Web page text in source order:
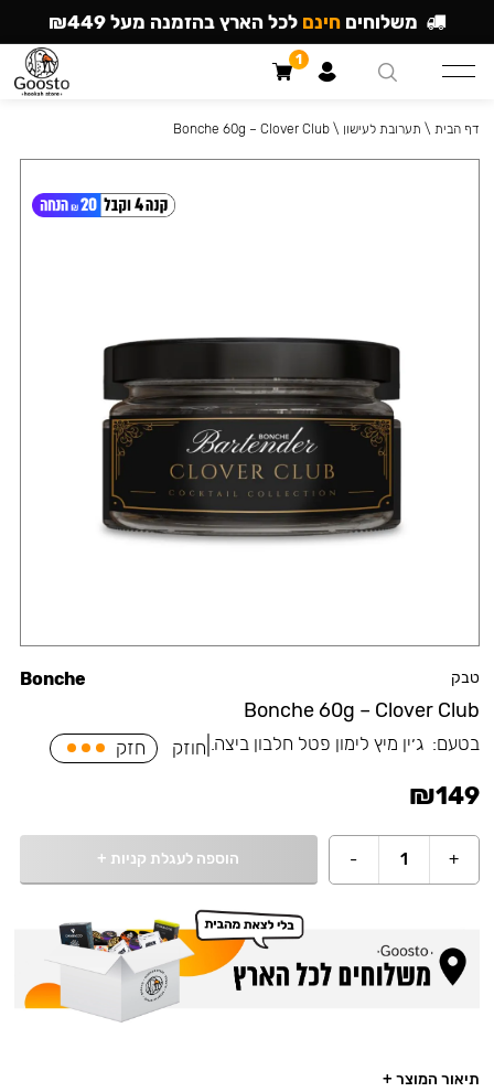
טבק
Bonche 60g – Clover Club
Bonche
בטעם: ⁠ג׳ין מיץ לימון פטל חלבון ביצה. חוזק חזק
₪149
+
1
- הוספה לעגלת קניות +
דף הבית \ תערובת לעישון \
Bonche 60g – Clover Club
תיאור המוצר +
משלוחים חינם לכל הארץ בהזמנה מעל ₪449
1